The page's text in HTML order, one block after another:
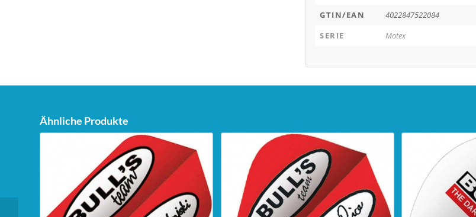
GTIN/EAN
4022847522084
SERIE
Motex
Ähnliche Produkte